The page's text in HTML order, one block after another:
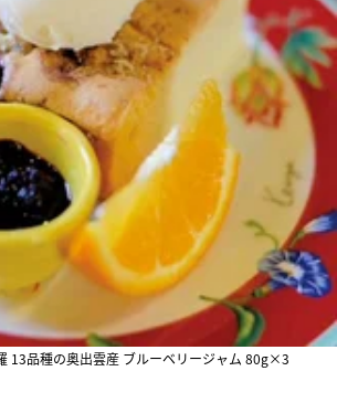
13品種の奥出雲産 ブルーベリージャム 80g×3